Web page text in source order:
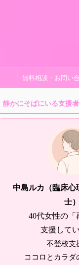
無料相談・お問い
静かにそばにいる支援者
中島ルカ（臨床心
士）
40代女性の「
支援して
不登校支
ココロとカラダ